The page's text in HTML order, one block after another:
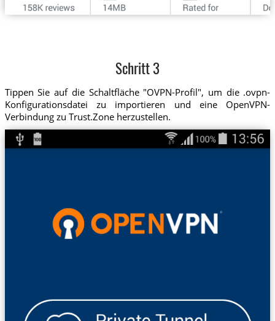
Schritt 3
Tippen Sie auf die Schaltfläche "OVPN-Profil", um die .ovpn-
Konfigurationsdatei zu importieren und eine OpenVPN-
Verbindung zu Trust.Zone herzustellen.